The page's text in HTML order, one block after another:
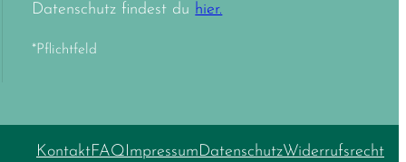
Datenschutz findest du hier.
*Pflichtfeld
KontaktFAQImpressumDatenschutzWiderrufsrecht